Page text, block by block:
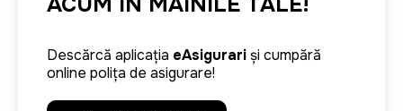
Descărcă aplicația eAsigurariși cumpără
online polița de asigurare!